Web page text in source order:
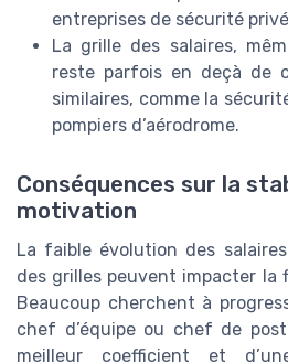
entreprises de sécurité
La grille des salaires,
reste parfois en deçà de
similaires, comme la
pompiers d’aérodrome.
Conséquences sur la
motivation
La faible évolution des
des grilles peuvent impacter la
Beaucoup cherchent à
chef d’équipe ou chef de
meilleur coefficient et